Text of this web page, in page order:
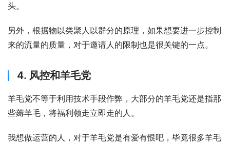
头。
另外，根据物以类聚人以群分的原理，如果想要进一步控制
来的流量的质量，对于邀请人的限制也是很关键的一点。
4. 风控和羊毛党
羊毛党不等于利用技术手段作弊，大部分的羊毛党还是指那
些薅羊毛，将福利领走立即走的人。
我想做运营的人，对于羊毛党是有爱有恨吧，毕竟很多羊毛